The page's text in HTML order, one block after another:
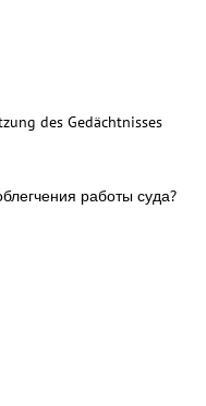
des Gedächtnisses
работы суда?